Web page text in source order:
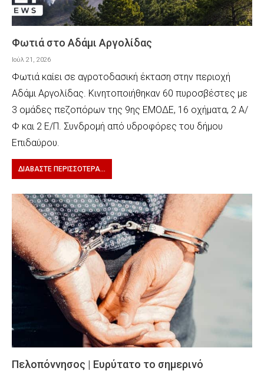
Φωτιά στο Αδάμι Αργολίδας
Ιούλ 21, 2026
Φωτιά καίει σε αγροτοδασική έκταση στην περιοχή
Αδάμι Αργολίδας. Κινητοποιήθηκαν 60 πυροσβέστες με
3 ομάδες πεζοπόρων της 9ης ΕΜΟΔΕ, 16 οχήματα, 2 Α/
Φ και 2 Ε/Π. Συνδρομή από υδροφόρες του δήμου
Επιδαύρου.
ΔΙΑΒΆΣΤΕ ΠΕΡΙΣΣΌΤΕΡΑ...
Πελοπόννησος | Ευρύτατο το σημερινό